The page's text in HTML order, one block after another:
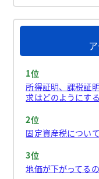
1位
所得証明、課税証
求はどのようにす
2位
固定資産税につい
3位
地価が下がってる